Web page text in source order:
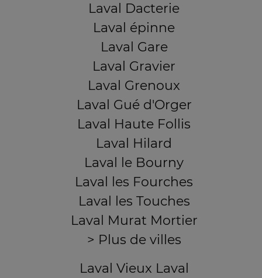
Laval Dacterie
Laval épinne
Laval Gare
Laval Gravier
Laval Grenoux
Laval Gué d'Orger
Laval Haute Follis
Laval Hilard
Laval le Bourny
Laval les Fourches
Laval les Touches
Laval Murat Mortier
> Plus de villes
Laval Vieux Laval